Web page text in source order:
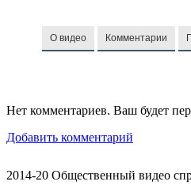
О видео Комментарии
Нет комментариев. Ваш будет
Добавить комментарий
2014-20 Общественный видео